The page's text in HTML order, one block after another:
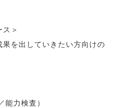
＞
を出していきたい方向けの
能力検査）